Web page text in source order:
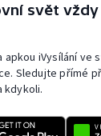
svět vždy
apkou iVysílání
Sledujte přímé
kdykoli.